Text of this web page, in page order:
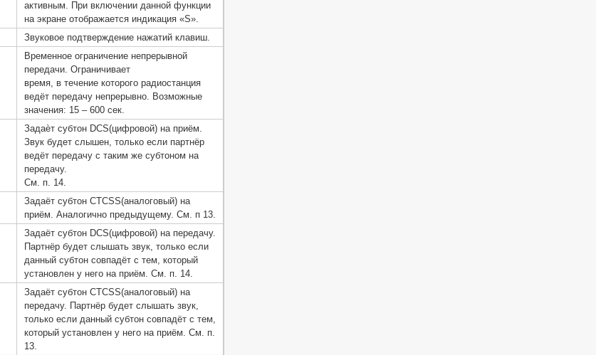
активным. При включении данной функции
на экране отображается индикация «S».
Звуковое подтверждение нажатий клавиш.
Временное ограничение непрерывной
передачи. Ограничивает
время, в течение которого радиостанция
ведёт передачу непрерывно. Возможные
значения: 15 – 600 сек.
Задаѐт субтон DCS(цифровой) на приём.
Звук будет слышен, только если партнёр
ведёт передачу с таким же субтоном на
передачу.
См. п. 14.
Задаёт субтон CTCSS(аналоговый) на
приём. Аналогично предыдущему. См. п 13.
Задаёт субтон DCS(цифровой) на передачу.
Партнёр будет слышать звук, только если
данный субтон совпадёт с тем, который
установлен у него на приём. См. п. 14.
Задаёт субтон CTCSS(аналоговый) на
передачу. Партнёр будет слышать звук,
только если данный субтон совпадёт с тем,
который установлен у него на приём. См. п.
13.